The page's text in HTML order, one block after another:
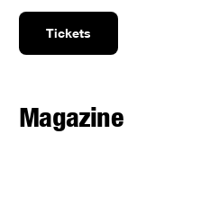
Tickets
Magazine